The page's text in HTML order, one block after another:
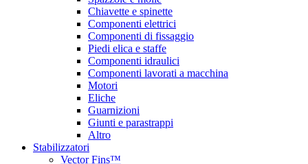
Chiavette e spinette
Componenti elettrici
Componenti di fissaggio
Piedi elica e staffe
Componenti idraulici
Componenti lavorati a macchina
Motori
Eliche
Guarnizioni
Giunti e parastrappi
Altro
Stabilizzatori
Vector Fins™